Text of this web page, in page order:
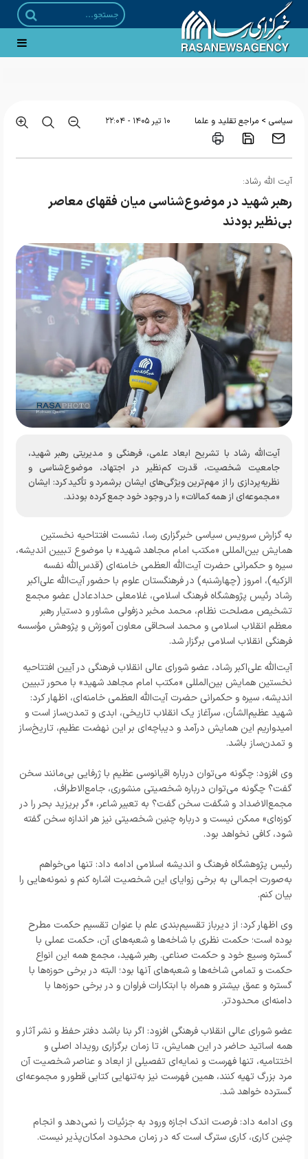
سیاسی > مراجع تقلید و علما ۱۰ تير ۱۴۰۵ - ۲۲:۰۴
آیت الله رشاد:
رهبر شهید در موضوع‌شناسی میان فقهای معاصر
بی‌نظیر بودند
آیت‌الله رشاد با تشریح ابعاد علمی، فرهنگی و مدیریتی رهبر شهید،
جامعیت شخصیت، قدرت کم‌نظیر در اجتهاد، موضوع‌شناسی و
نظریه‌پردازی را از مهم‌ترین ویژگی‌های ایشان برشمرد و تأکید کرد: ایشان
«مجموعه‌ای از همه کمالات» را در وجود خود جمع کرده بودند.
به گزارش سرویس سیاسی خبرگزاری رسا، نشست افتتاحیه نخستین
همایش بین‌المللی «مکتب امام مجاهد شهید» با موضوع تبیین اندیشه،
سیره و حکمرانی حضرت آیت‌الله العظمی خامنه‌ای (قدس‌الله نفسه
الزکیه)، امروز (چهارشنبه) در فرهنگستان علوم با حضور آیت‌الله علی‌اکبر
رشاد رئیس پژوهشگاه فرهنگ اسلامی، غلامعلی حدادعادل عضو مجمع
تشخیص مصلحت نظام، محمد مخبر دزفولی مشاور و دستیار رهبر
معظم انقلاب اسلامی و محمد اسحاقی معاون آموزش و پژوهش مؤسسه
فرهنگی انقلاب اسلامی برگزار شد.
آیت‌الله علی‌اکبر رشاد، عضو شورای عالی انقلاب فرهنگی در آیین افتتاحیه
نخستین همایش بین‌المللی «مکتب امام مجاهد شهید» با محور تبیین
اندیشه، سیره و حکمرانی حضرت آیت‌الله العظمی خامنه‌ای، اظهار کرد:
شهید عظیم‌الشأن، سرآغاز یک انقلاب تاریخی، ابدی و تمدن‌ساز است و
امیدواریم این همایش درآمد و دیباچه‌ای بر این نهضت عظیم، تاریخ‌ساز
و تمدن‌ساز باشد.
وی افزود: چگونه می‌توان درباره اقیانوسی عظیم با ژرفایی بی‌مانند سخن
گفت؟ چگونه می‌توان درباره شخصیتی منشوری، جامع‌الاطراف،
مجمع‌الاضداد و شگفت سخن گفت؟ به تعبیر شاعر، «گر بریزید بحر را در
کوزه‌ای» ممکن نیست و درباره چنین شخصیتی نیز هر اندازه سخن گفته
شود، کافی نخواهد بود.
رئیس پژوهشگاه فرهنگ و اندیشه اسلامی ادامه داد: تنها می‌خواهم
به‌صورت اجمالی به برخی زوایای این شخصیت اشاره کنم و نمونه‌هایی را
بیان کنم.
وی اظهار کرد: از دیرباز تقسیم‌بندی علم با عنوان تقسیم حکمت مطرح
بوده است؛ حکمت نظری با شاخه‌ها و شعبه‌های آن، حکمت عملی با
گستره وسیع خود و حکمت صناعی. رهبر شهید، مجمع همه این انواع
حکمت و تمامی شاخه‌ها و شعبه‌های آنها بود؛ البته در برخی حوزه‌ها با
گستره و عمق بیشتر و همراه با ابتکارات فراوان و در برخی حوزه‌ها با
دامنه‌ای محدودتر.
عضو شورای عالی انقلاب فرهنگی افزود: اگر بنا باشد دفتر حفظ و نشر آثار و
همه اساتید حاضر در این همایش، تا زمان برگزاری رویداد اصلی و
اختتامیه، تنها فهرست و نمایه‌ای تفصیلی از ابعاد و عناصر شخصیت آن
مرد بزرگ تهیه کنند، همین فهرست نیز به‌تنهایی کتابی قطور و مجموعه‌ای
گسترده خواهد شد.
وی ادامه داد: فرصت اندک اجازه ورود به جزئیات را نمی‌دهد و انجام
چنین کاری، کاری سترگ است که در زمان محدود امکان‌پذیر نیست.